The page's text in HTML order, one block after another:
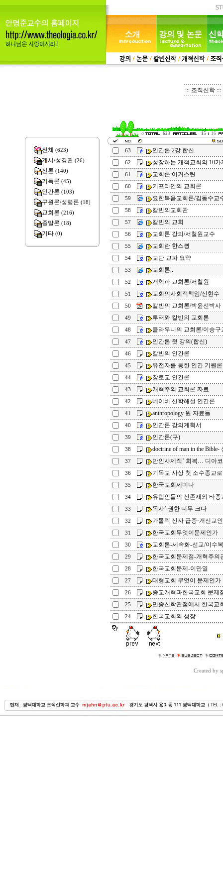
::: 조직신학 :::
623 15 16
전체 (623)
계시/성경관 (26)
신론 (140)
기독론 (45)
인간론 (103)
구원론/성령론 (18)
교회론 (216)
종말론 (18)
기타 (0)
63 인간론 2강 합신
62 성장하는 개척교회의 10가
61 교회론:어거스틴
60 키프리안의 교회론
59 요한복음교회론/김동수교
58 칼빈의교회관
57 칼빈의 교회
56 교회론 강의/서철원교수
55 교회란 한스큉
54 교단 교파 요약
53 교회론..
52 개혁파 교회론/서철원
51 교회의사회적책임/신현수
50 칼빈의 교회론/박윤선박사
49 루터와 칼빈의 교회론
48 클라우니의 교회론/이승구
47 인간론 첫 강의(합신)
46 칼빈의 인간론
45 유전자를 통한 인간 기원론
44 장로교 인간론
43 개혁주의 교회론 자료
42 네이버 신학해설 인간론
41 anthropology 원 자료들
40 인간론 강의계획서
39 인간론(구)
38 doctrine of man in the
37 만인사제직’ 회복… 디아
36 기독교 사상 첫 소수종교로
35 한국교회세미나
34 유럽인들의 신존재와 타종
33 목사’ 권한 너무 크다
32 가톨릭 신자 급증·개신교
31 한국교회무엇이문제인가
30 교회론-세속화-선교/이수복
29 한국교회문제점-개혁주의
28 한국교회문제-이만열
27 대형교회 무엇이 문제인가
26 종교개혁과한국교회 문제
25 민중신학관점에서 한국교
24 한국교회의 성장
Created by